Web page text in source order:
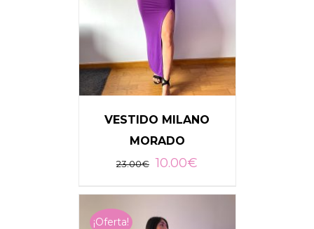
AÑADIR AL CARRITO
/
VESTIDO MILANO
MORADO
23.00€ 10.00€
¡Oferta!